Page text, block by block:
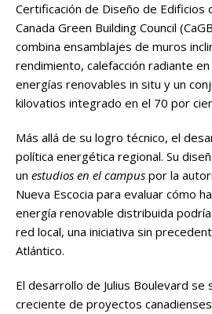
Certificación de Diseño de Edificios
Canada Green Building Council
combina ensamblajes de muros
rendimiento, calefacción radiante
energías renovables in situ y un
kilovatios integrado en el 70 por
Más allá de su logro técnico, el
política energética regional. Su
un estudios en el campus por la
Nueva Escocia para evaluar cómo
energía renovable distribuida
red local, una iniciativa sin
Atlántico.
El desarrollo de Julius Boulevard se
creciente de proyectos